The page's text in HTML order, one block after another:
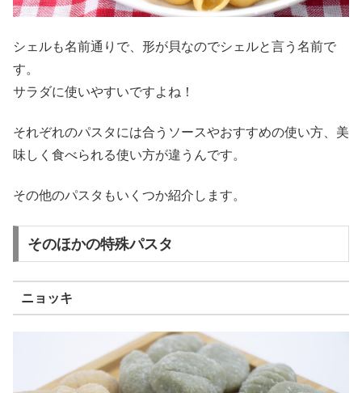
シェルも名前通りで、形が貝なのでシェルと言う名前で
す。
サラダに使いやすいですよね！
それぞれのパスタには合うソースやおすすめの使い方、美
味しく食べられる使い方が違うんです。
その他のパスタもいくつか紹介します。
そのほかの特殊パスタ
ニョッキ